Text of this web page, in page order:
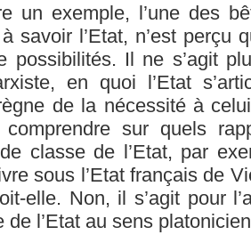
un exemple, l’une des
savoir l’Etat, n’est perçu
possibilités. Il ne s’agit
en quoi l’Etat
de la nécessité à
comprendre sur quels
classe de l’Etat, par
sous l’Etat français de
elle. Non, il s’agit pour
de l’Etat au sens